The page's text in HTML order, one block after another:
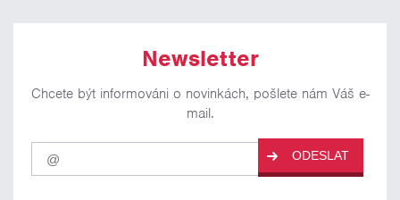
Newsletter
Chcete být informováni o novinkách, pošlete nám Váš e-
mail.
Pro
odběr
našich
ODESLAT